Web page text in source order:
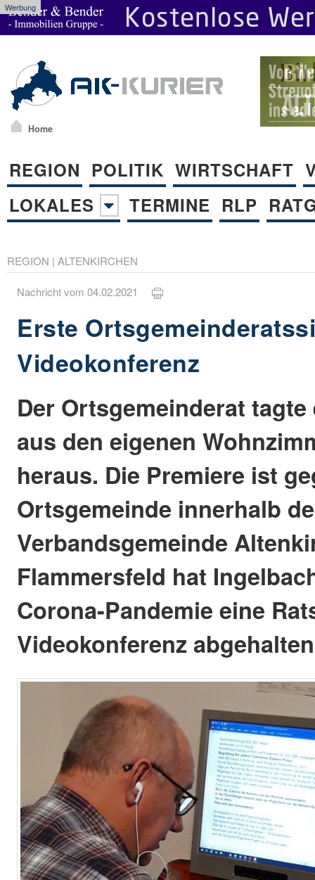
Werbung
Home
REGION POLITIK WIRTSCHAFT
LOKALES
TERMINE RLP
REGION | ALTENKIRCHEN
Nachricht vom 04.02.2021
Erste
Videokonferenz
Der Ortsgemeinderat
aus den eigenen
heraus. Die Premiere ist
Ortsgemeinde innerhalb
Verbandsgemeinde
Flammersfeld hat
Corona-Pandemie eine
Videokonferenz